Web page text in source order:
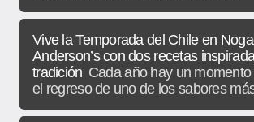
Vive la Temporada del Chile en
Anderson’s con dos recetas
tradición Cada año hay un
el regreso de uno de los sabores